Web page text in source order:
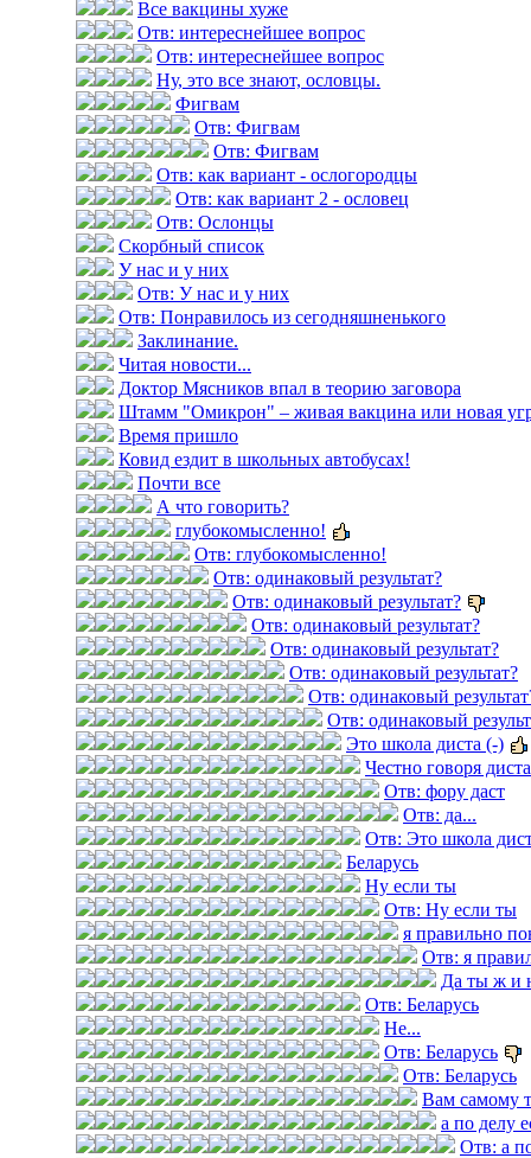
Все вакцины хуже
Отв: интереснейшее вопрос
Отв: интереснейшее вопрос
Ну, это все знают, ословцы.
Фигвам
Отв: Фигвам
Отв: Фигвам
Отв: как вариант - ослогородцы
Отв: как вариант 2 - ословец
Отв: Ослонцы
Скорбный список
У нас и у них
Отв: У нас и у них
Отв: Понравилось из сегодняшненького
Заклинание.
Читая новости...
Доктор Мясников впал в теорию заговора
Штамм "Омикрон" – живая вакцина или новая
Время пришло
Ковид ездит в школьных автобусах!
Почти все
А что говорить?
глубокомысленно!
Отв: глубокомысленно!
Отв: одинаковый результат?
Отв: одинаковый результат?
Отв: одинаковый результат?
Отв: одинаковый результат?
Отв: одинаковый результат?
Отв: одинаковый
Отв: одинаковый
Это школа диста (-)
Честно говоря
Отв: фору даст
Отв: да...
Отв: Это школа
Беларусь
Ну если ты
Отв: Ну если ты
я правильно
Отв: я
Да ты ж и
Отв: Беларусь
Не...
Отв: Беларусь
Отв: Беларусь
Вам самому
а по делу
Отв: а